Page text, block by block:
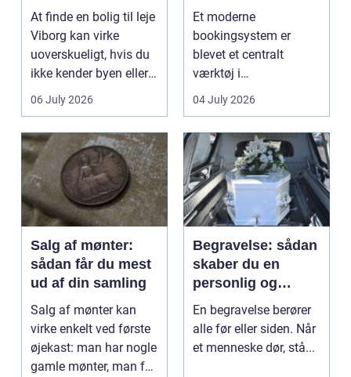
lejlighed
At finde en bolig til leje
Viborg kan virke
uoverskueligt, hvis du
ikke kender byen eller
det lokale...
06 July 2026
klinikhverdag
Et moderne
bookingsystem er
blevet et centralt
værktøj i
sundhedssektoren.
Klinikker, praksis og
beh...
04 July 2026
Salg af mønter:
sådan får du mest
ud af din samling
Salg af mønter kan
virke enkelt ved første
øjekast: man har nogle
gamle mønter, man får
Begravelse: sådan
skaber du en
personlig og
respektfuld afsked
En begravelse berører
alle før eller siden. Når
et menneske dør, stå...